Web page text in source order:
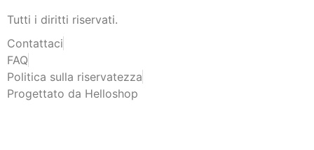
Tutti i diritti riservati.
Contattaci
FAQ
Politica sulla riservatezza
Progettato da Helloshop